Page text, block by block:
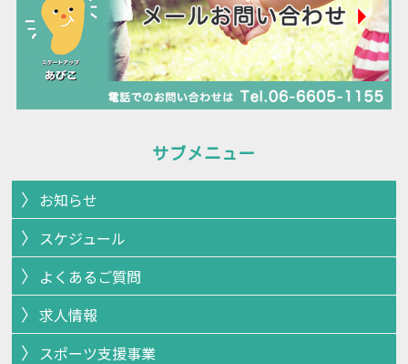
サブメニュー
お知らせ
スケジュール
よくあるご質問
求人情報
スポーツ支援事業